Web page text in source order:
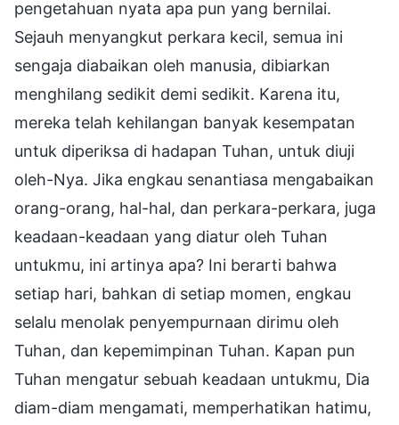
pengetahuan nyata apa pun yang bernilai.
Sejauh menyangkut perkara kecil, semua ini
sengaja diabaikan oleh manusia, dibiarkan
menghilang sedikit demi sedikit. Karena itu,
mereka telah kehilangan banyak kesempatan
untuk diperiksa di hadapan Tuhan, untuk diuji
oleh-Nya. Jika engkau senantiasa mengabaikan
orang-orang, hal-hal, dan perkara-perkara, juga
keadaan-keadaan yang diatur oleh Tuhan
untukmu, ini artinya apa? Ini berarti bahwa
setiap hari, bahkan di setiap momen, engkau
selalu menolak penyempurnaan dirimu oleh
Tuhan, dan kepemimpinan Tuhan. Kapan pun
Tuhan mengatur sebuah keadaan untukmu, Dia
diam-diam mengamati, memperhatikan hatimu,